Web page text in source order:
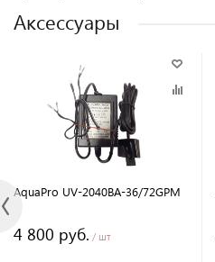
Аксессуары
AquaPro UV-2040BA-36/72GPM
4 800 руб. / шт